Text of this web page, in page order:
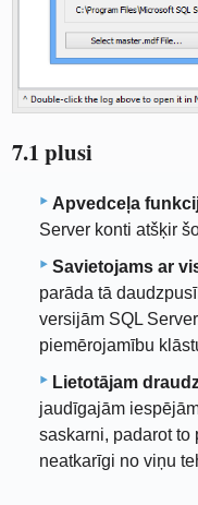
7.1 plusi
Apvedceļa
Server konti atšķir
Savietojams ar
parāda tā
versijām SQL
piemērojamību
Lietotājam
jaudīgajām
saskarni, padarot
neatkarīgi no viņu